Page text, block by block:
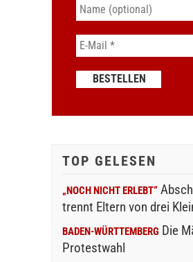
TOP GELESEN
„NOCH NICHT ERLEBT“
trennt Eltern von drei
BADEN-WÜRTTEMBERG Die
Protestwahl